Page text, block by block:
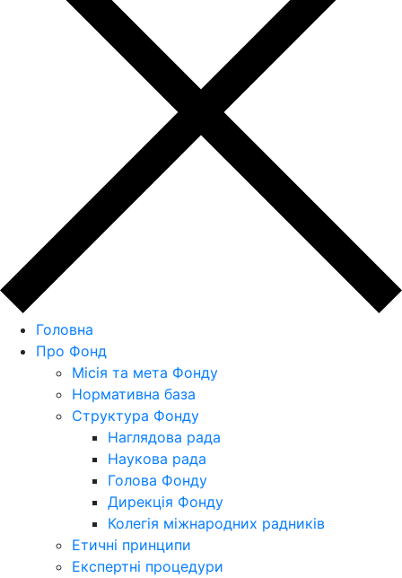
Головна
Про Фонд
Місія та мета Фонду
Нормативна база
Структура Фонду
Наглядова рада
Наукова рада
Голова Фонду
Дирекція Фонду
Колегія міжнародних радників
Етичні принципи
Експертні процедури